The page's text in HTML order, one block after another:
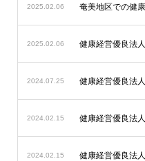
2025.02.06 奄美地区での健
2025.02.06 健康経営優良法
2024.07.25 健康経営優良法
2024.02.15 健康経営優良法
2024.02.15 健康経営優良法